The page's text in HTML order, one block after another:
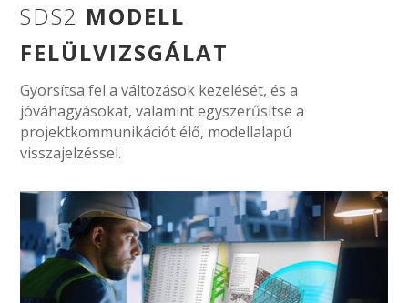
SDS2 MODELL
FELÜLVIZSGÁLAT
Gyorsítsa fel a változások kezelését, és a
jóváhagyásokat, valamint egyszerűsítse a
projektkommunikációt élő, modellalapú
visszajelzéssel.